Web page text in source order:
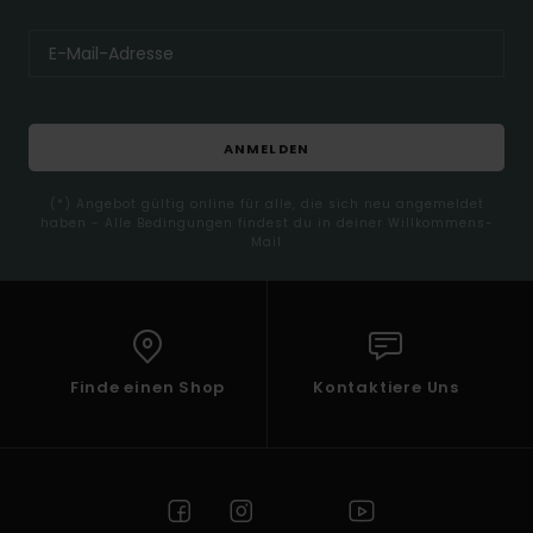
ANMELDEN
(*) Angebot gültig online für alle, die sich neu angemeldet
haben - Alle Bedingungen findest du in deiner Willkommens-
Mail
Finde einen Shop Kontaktiere Uns